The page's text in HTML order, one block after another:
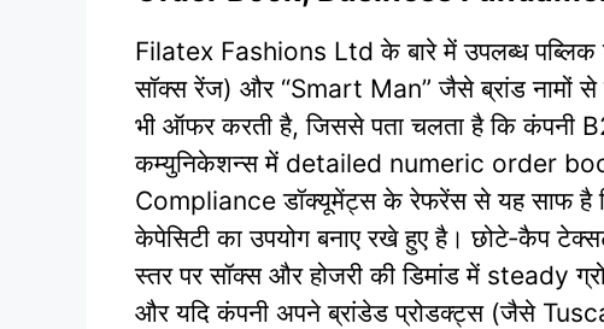
Filatex Fashions Ltd के बारे में उपलब्ध पब्लिक
सॉक्स रेंज) और “Smart Man” जैसे ब्रांड नामों
भी ऑफर करती है, जिससे पता चलता है कि कंपनी
कम्युनिकेशन्स में detailed numeric order
Compliance डॉक्यूमेंट्स के रेफरेंस से यह साफ है
केपेसिटी का उपयोग बनाए रखे हुए है। छोटे‑कैप
स्तर पर सॉक्स और होजरी की डिमांड में steady
और यदि कंपनी अपने ब्रांडेड प्रोडक्ट्स (जैसे